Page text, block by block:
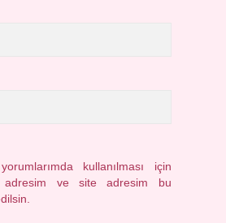
kullanılması için
adresim ve site adresim bu